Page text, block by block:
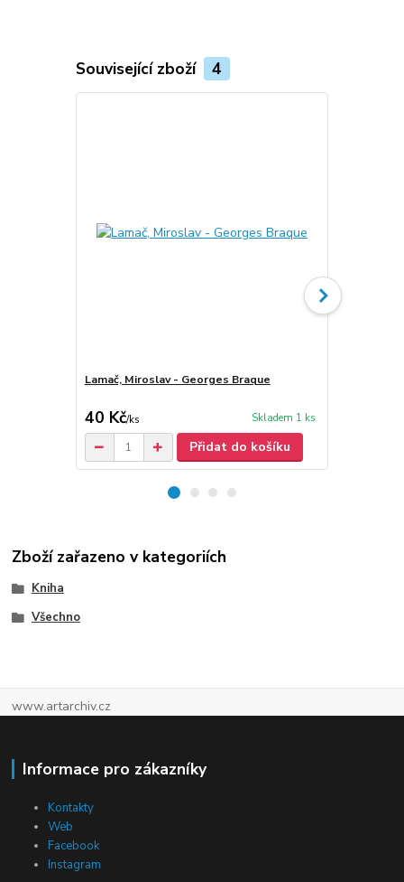
Související zboží 4
Lamač, Miroslav - Georges Braque
40 Kč/ks Skladem 1 ks
Přidat do košíku
Zboží zařazeno v kategoriích
Kniha
Všechno
www.artarchiv.cz
Informace pro zákazníky
Kontakty
Web
Facebook
Instagram